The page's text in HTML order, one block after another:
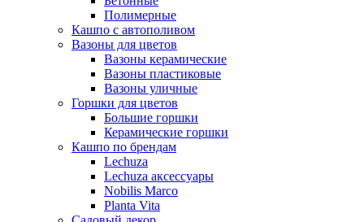
Полимерные
Кашпо с автополивом
Вазоны для цветов
Вазоны керамические
Вазоны пластиковые
Вазоны уличные
Горшки для цветов
Большие горшки
Керамические горшки
Кашпо по брендам
Lechuza
Lechuza аксессуары
Nobilis Marco
Planta Vita